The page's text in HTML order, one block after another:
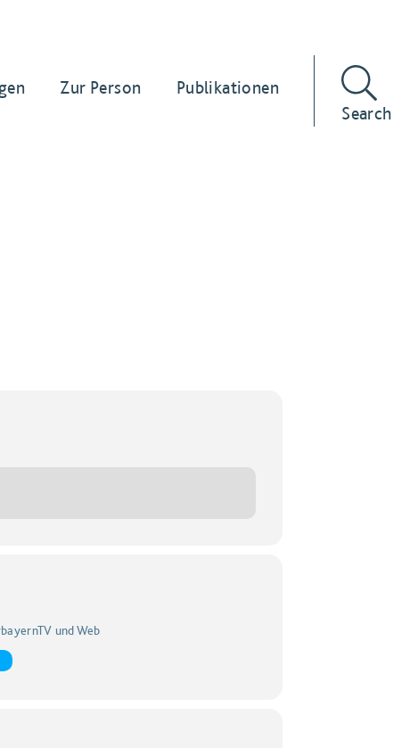
Zur Person
Publikationen
Search
und Web